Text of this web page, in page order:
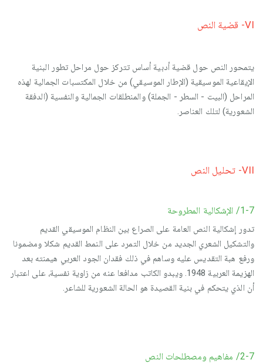
VI- قضية النص
يتمحور النص حول قضية أدبية أساس تتركز حول مراحل تطور البنية
الإيقاعية الموسيقية (الإطار الموسيقي) من خلال المكتسبات الجمالية لهذه
المراحل (البيت - السطر - الجملة) والمنطلقات الجمالية والنفسية (الدفقة
الشعورية) لتلك العناصر.
VII- تحليل النص
1-7/ الإشكالية المطروحة
تدور إشكالية النص العامة على الصراع بين النظام الموسيقي القديم
والتشكيل الشعري الجديد من خلال التمرد على النمط القديم شكلا ومضمونا
ورفع هبة التقديس عليه وساهم في ذلك فقدان الجود العربي هيمنته بعد
الهزيمة العربية 1948. ويبدو الكاتب مدافعا عنه من زاوية نفسية، على اعتبار
أن الذي يتحكم في بنية القصيدة هو الحالة الشعورية للشاعر.
2-7/ مفاهيم ومصطلحات النص